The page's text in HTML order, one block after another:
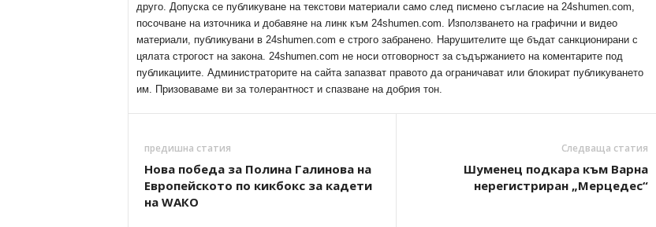
друго. Допуска се публикуване на текстови материали само след писмено съгласие на 24shumen.com,
посочване на източника и добавяне на линк към 24shumen.com. Използването на графични и видео
материали, публикувани в 24shumen.com е строго забранено. Нарушителите ще бъдат санкционирани с
цялата строгост на закона. 24shumen.com не носи отговорност за съдържанието на коментарите под
публикациите. Администраторите на сайта запазват правото да ограничават или блокират публикуването
им. Призоваваме ви за толерантност и спазване на добрия тон.
предишна статия
Нова победа за Полина Галинова на
Европейското по кикбокс за кадети
на WAКO
Следваща статия
Шуменец подкара към Варна
нерегистриран „Мерцедес“